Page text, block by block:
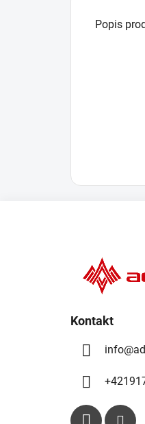
Popis
Kontakt
info@